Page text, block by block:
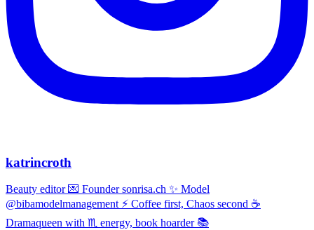
katrincroth
Beauty editor 💌 Founder sonrisa.ch ✨ Model
@bibamodelmanagement ⚡ Coffee first, Chaos second ☕
Dramaqueen with ♏ energy, book hoarder 📚